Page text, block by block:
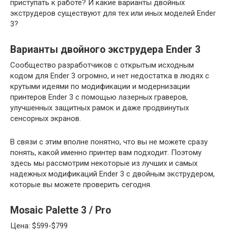
приступать к работе? И какие варианты двойных
экструдеров существуют для тех или иных моделей Ender
3?
Варианты двойного экструдера Ender 3
Сообщество разработчиков с открытым исходным
кодом для Ender 3 огромно, и нет недостатка в людях с
крутыми идеями по модификации и модернизации
принтеров Ender 3 с помощью лазерных граверов,
улучшенных защитных рамок и даже продвинутых
сенсорных экранов.
В связи с этим вполне понятно, что вы не можете сразу
понять, какой именно принтер вам подходит. Поэтому
здесь мы рассмотрим некоторые из лучших и самых
надежных модификаций Ender 3 с двойным экструдером,
которые вы можете проверить сегодня.
Mosaic Palette 3 / Pro
Цена: $599-$799